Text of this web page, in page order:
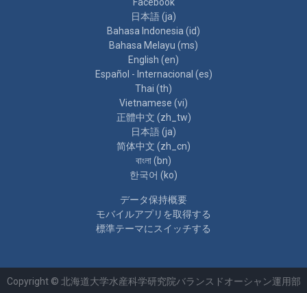
日本語 ‎(ja)‎
Bahasa Indonesia ‎(id)‎
Bahasa Melayu ‎(ms)‎
English ‎(en)‎
Español - Internacional ‎(es)‎
Thai ‎(th)‎
Vietnamese ‎(vi)‎
正體中文 ‎(zh_tw)‎
日本語 ‎(ja)‎
简体中文 ‎(zh_cn)‎
বাংলা ‎(bn)‎
한국어 ‎(ko)‎
データ保持概要
モバイルアプリを取得する
標準テーマにスイッチする
Copyright © 北海道大学水産科学研究院バランスドオーシャン運用部